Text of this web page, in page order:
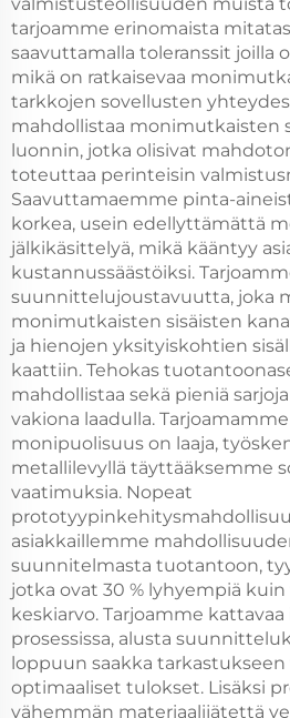
tarjoamme erinomaista
saavuttamalla toleranssit joilla
mikä on ratkaisevaa
tarkkojen sovellusten
mahdollistaa monimutkaisten
luonnin, jotka olisivat
toteuttaa perinteisin
Saavuttamaemme pinta-
korkea, usein edellyttämättä
jälkikäsittelyä, mikä kääntyy
kustannussäästöiksi.
suunnittelujoustavuutta, joka
monimutkaisten sisäisten
ja hienojen yksityiskohtien
kaattiin. Tehokas
mahdollistaa sekä pieniä
vakiona laadulla.
monipuolisuus on laaja,
metallilevyllä täyttääksemme
vaatimuksia. Nopeat
asiakkaillemme
suunnitelmasta tuotantoon,
jotka ovat 30 % lyhyempiä
keskiarvo. Tarjoamme
prosessissa, alusta
loppuun saakka
optimaaliset tulokset. Lisäksi
vähemmän materiaalijätettä